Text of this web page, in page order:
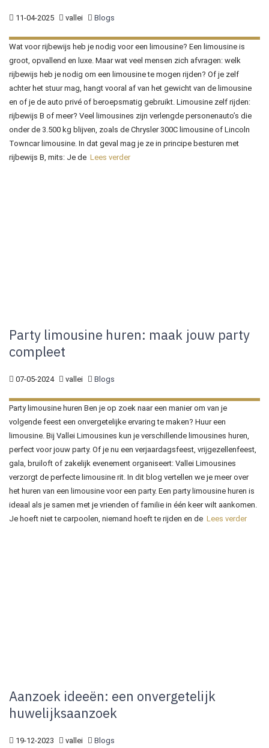
11-04-2025 vallei Blogs
Wat voor rijbewijs heb je nodig voor een limousine? Een limousine is
groot, opvallend en luxe. Maar wat veel mensen zich afvragen: welk
rijbewijs heb je nodig om een limousine te mogen rijden? Of je zelf
achter het stuur mag, hangt vooral af van het gewicht van de limousine
en of je de auto privé of beroepsmatig gebruikt. Limousine zelf rijden:
rijbewijs B of meer? Veel limousines zijn verlengde personenauto’s die
onder de 3.500 kg blijven, zoals de Chrysler 300C limousine of Lincoln
Towncar limousine. In dat geval mag je ze in principe besturen met
rijbewijs B, mits: Je de Lees verder
Party limousine huren: maak jouw party
compleet
07-05-2024 vallei Blogs
Party limousine huren Ben je op zoek naar een manier om van je
volgende feest een onvergetelijke ervaring te maken? Huur een
limousine. Bij Vallei Limousines kun je verschillende limousines huren,
perfect voor jouw party. Of je nu een verjaardagsfeest, vrijgezellenfeest,
gala, bruiloft of zakelijk evenement organiseert: Vallei Limousines
verzorgt de perfecte limousine rit. In dit blog vertellen we je meer over
het huren van een limousine voor een party. Een party limousine huren is
ideaal als je samen met je vrienden of familie in één keer wilt aankomen.
Je hoeft niet te carpoolen, niemand hoeft te rijden en de Lees verder
Aanzoek ideeën: een onvergetelijk
huwelijksaanzoek
19-12-2023 vallei Blogs